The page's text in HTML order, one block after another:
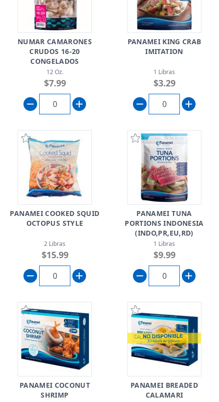
NUMAR CAMARONES
CRUDOS 16-20
CONGELADOS
12 Oz.
$7.99
PANAMEI KING CRAB
IMITATION
1 Libras
$3.29
PANAMEI COOKED SQUID
OCTOPUS STYLE
2 Libras
$15.99
PANAMEI TUNA
PORTIONS INDONESIA
(INDO,PR,EU,RD)
1 Libras
$9.99
PANAMEI COCONUT
SHRIMP
PANAMEI BREADED
CALAMARI